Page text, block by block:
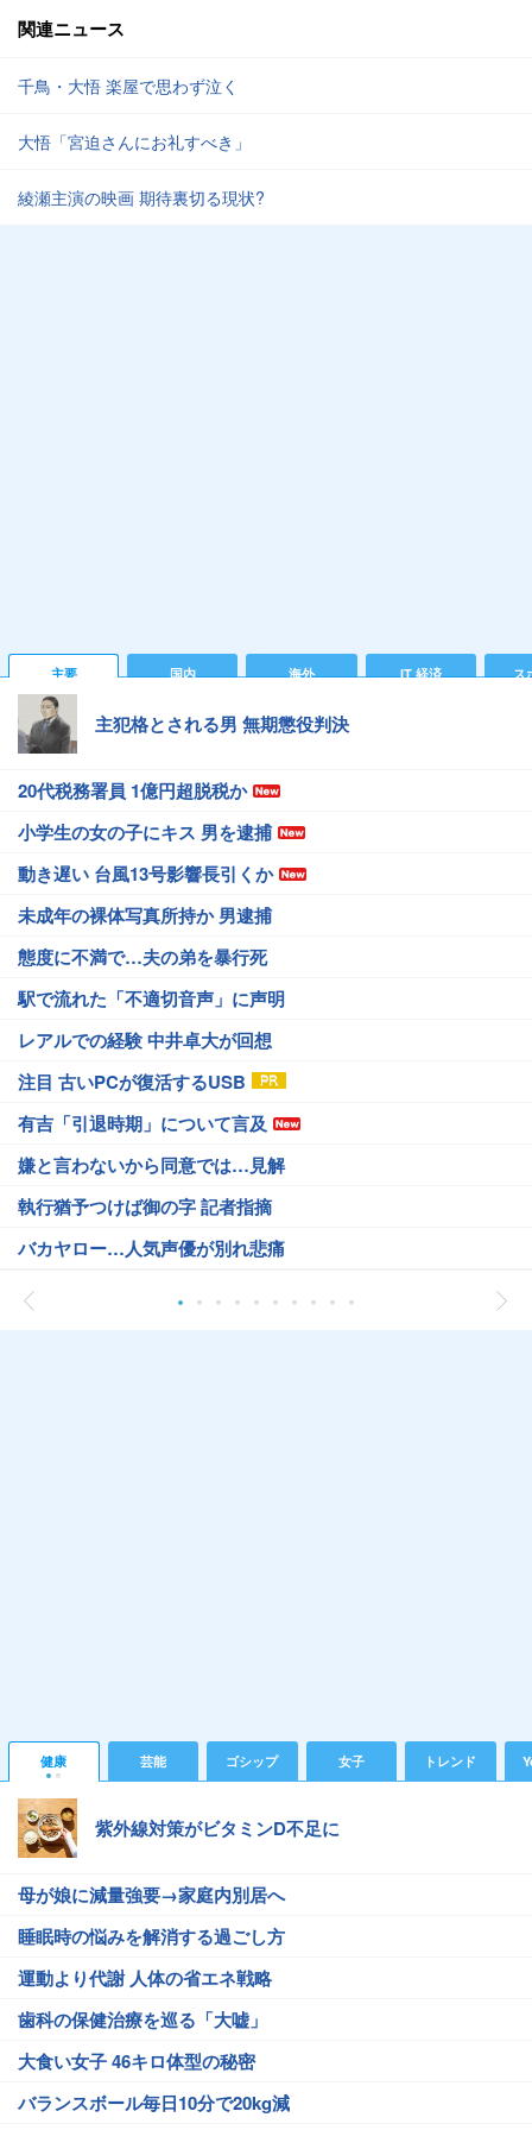
関連ニュース
千鳥・大悟 楽屋で思わず泣く
大悟「宮迫さんにお礼すべき」
綾瀬主演の映画 期待裏切る現状?
主要 国内 海外 IT 経済 ス
主犯格とされる男 無期懲役判決
20代税務署員 1億円超脱税か
小学生の女の子にキス 男を逮捕
動き遅い 台風13号影響長引くか
未成年の裸体写真所持か 男逮捕
態度に不満で…夫の弟を暴行死
駅で流れた「不適切音声」に声明
レアルでの経験 中井卓大が回想
注目 古いPCが復活するUSB
有吉「引退時期」について言及
嫌と言わないから同意では…見解
執行猶予つけば御の字 記者指摘
バカヤロー…人気声優が別れ悲痛
健康 芸能 ゴシップ 女子 トレンド
紫外線対策がビタミンD不足に
母が娘に減量強要→家庭内別居へ
睡眠時の悩みを解消する過ごし方
運動より代謝 人体の省エネ戦略
歯科の保健治療を巡る「大嘘」
大食い女子 46キロ体型の秘密
バランスボール毎日10分で20kg減